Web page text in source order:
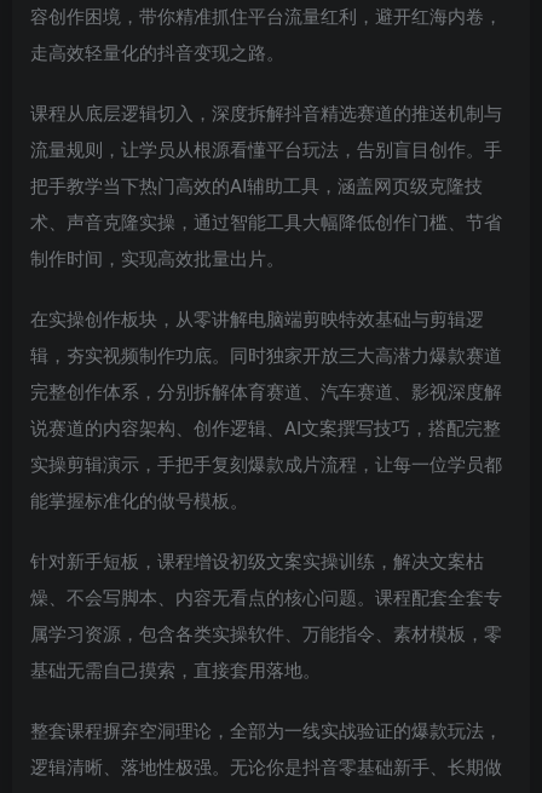
容创作困境，带你精准抓住平台流量红利，避开红海内卷，
走高效轻量化的抖音变现之路。
课程从底层逻辑切入，深度拆解抖音精选赛道的推送机制与
流量规则，让学员从根源看懂平台玩法，告别盲目创作。手
把手教学当下热门高效的AI辅助工具，涵盖网页级克隆技
术、声音克隆实操，通过智能工具大幅降低创作门槛、节省
制作时间，实现高效批量出片。
在实操创作板块，从零讲解电脑端剪映特效基础与剪辑逻
辑，夯实视频制作功底。同时独家开放三大高潜力爆款赛道
完整创作体系，分别拆解体育赛道、汽车赛道、影视深度解
说赛道的内容架构、创作逻辑、AI文案撰写技巧，搭配完整
实操剪辑演示，手把手复刻爆款成片流程，让每一位学员都
能掌握标准化的做号模板。
针对新手短板，课程增设初级文案实操训练，解决文案枯
燥、不会写脚本、内容无看点的核心问题。课程配套全套专
属学习资源，包含各类实操软件、万能指令、素材模板，零
基础无需自己摸索，直接套用落地。
整套课程摒弃空洞理论，全部为一线实战验证的爆款玩法，
逻辑清晰、落地性极强。无论你是抖音零基础新手、长期做